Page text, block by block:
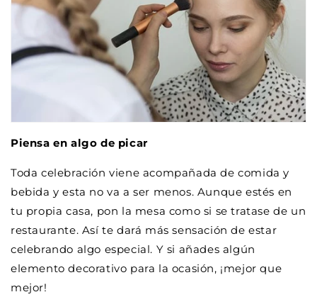
Piensa en algo de picar
Toda celebración viene acompañada de comida y
bebida y esta no va a ser menos. Aunque estés en
tu propia casa, pon la mesa como si se tratase de un
restaurante. Así te dará más sensación de estar
celebrando algo especial. Y si añades algún
elemento decorativo para la ocasión, ¡mejor que
mejor!